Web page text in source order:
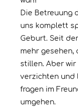
Die Betreuung
uns komplett
Geburt. Seit
mehr gesehen,
stillen. Aber wir
verzichten und
fragen im
umgehen.